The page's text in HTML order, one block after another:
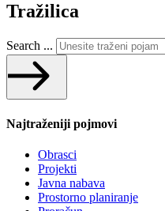
Tražilica
Search ...
Najtraženiji pojmovi
Obrasci
Projekti
Javna nabava
Prostorno planiranje